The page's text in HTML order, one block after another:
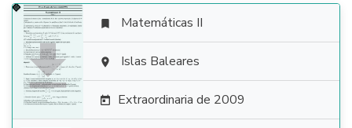

 Matemáticas II
 Islas Baleares
 Extraordinaria de 2009